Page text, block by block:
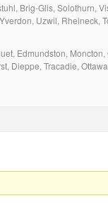
Brig-Glis, Solothurn,
Uzwil, Rheineck,
Edmundston,
Dieppe, Tracadie,